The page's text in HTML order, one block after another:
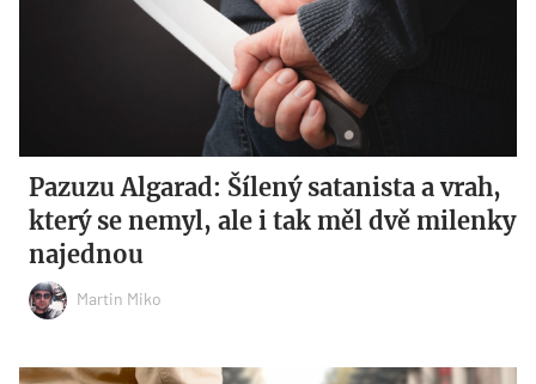
Pazuzu Algarad: Šílený satanista a vrah,
který se nemyl, ale i tak měl dvě milenky
najednou
Martin Miko